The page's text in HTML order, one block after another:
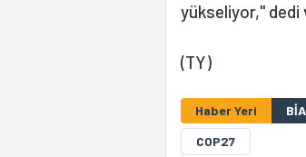
yükseliyor," dedi
(TY)
Haber Yeri
COP27